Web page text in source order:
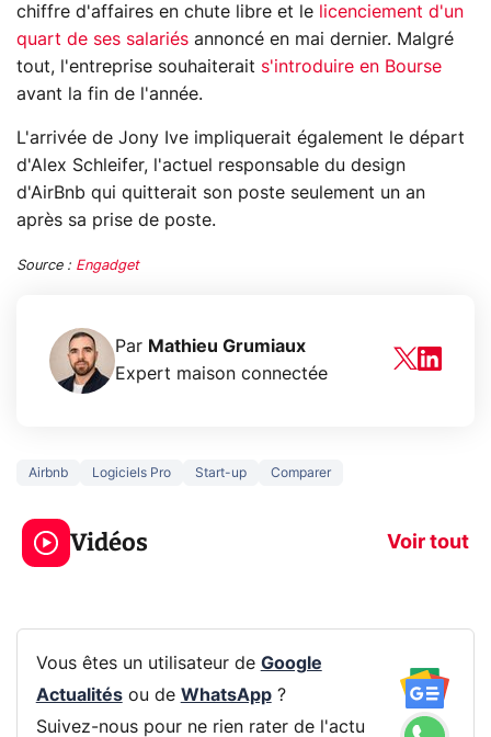
chiffre d'affaires en chute libre et le
licenciement d'un
quart de ses salariés annoncé en mai dernier. Malgré
tout, l'entreprise souhaiterait s'introduire en Bourse
avant la fin de l'année.
L'arrivée de Jony Ive impliquerait également le départ
d'Alex Schleifer, l'actuel responsable du design
d'AirBnb qui quitterait son poste seulement un an
après sa prise de poste.
Source : Engadget
Par Mathieu Grumiaux
Expert maison connectée
Airbnb Logiciels Pro Start-up Comparer
Vidéos Voir tout
3 écrans en 1 pour
319€ ? Voici L'AOC
CQ32G4ZA !
prochaine
Vous êtes un utilisateur de Google
Actualitésou de WhatsApp?
Suivez-nous pour ne rien rater de l'actu